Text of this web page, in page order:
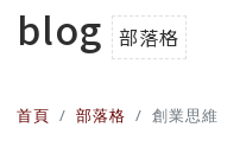
blog 部落格
首頁 部落格 創業思維